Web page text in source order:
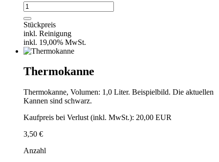
Chafing
Dish
-
WMF
Menge
Stückpreis
inkl. Reinigung
inkl. 19,00% MwSt.
Thermokanne
Thermokanne, Volumen: 1,0 Liter. Beispielbild. Die aktuellen
Kannen sind schwarz.
Kaufpreis bei Verlust (inkl. MwSt.): 20,00 EUR
3,50 €
Anzahl